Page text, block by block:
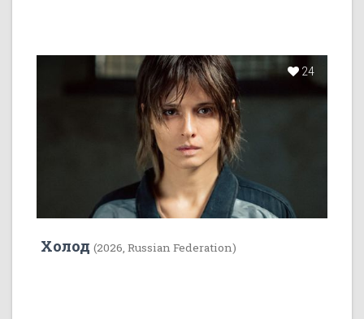
24
Холод (2026, Russian Federation)